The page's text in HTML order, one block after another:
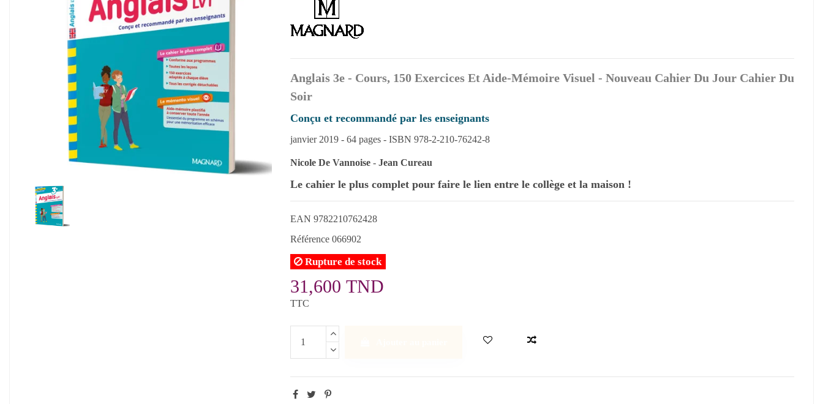
Anglais 3e - Cours, 150 Exercices Et Aide-Mémoire Visuel - Nouveau Cahier Du Jour Cahier Du
Soir
Conçu et recommandé par les enseignants
janvier 2019 - 64 pages - ISBN 978-2-210-76242-8
Nicole De Vannoise- Jean Cureau
Le cahier le plus complet pour faire le lien entre le collège et la maison !
EAN 9782210762428
Référence 066902
Rupture de stock
31,600 TND
TTC